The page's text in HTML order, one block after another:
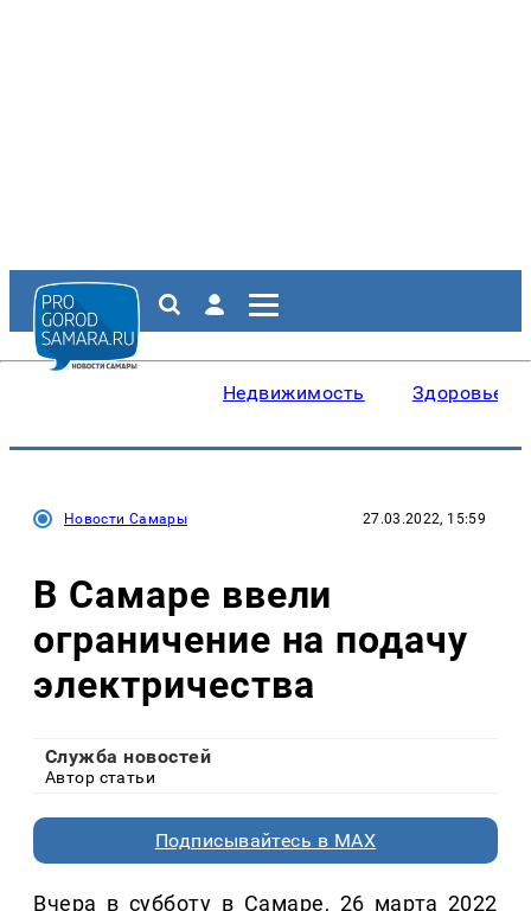
Недвижимость Здоровье
Новости Самары 27.03.2022, 15:59
В Самаре ввели
ограничение на подачу
электричества
Служба новостей
Автор статьи
Подписывайтесь в MAX
Вчера в субботу в Самаре, 26 марта 2022